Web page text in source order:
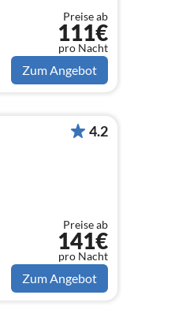
Preise ab
111€
pro Nacht
Zum Angebot
4.2
Preise ab
141€
pro Nacht
Zum Angebot